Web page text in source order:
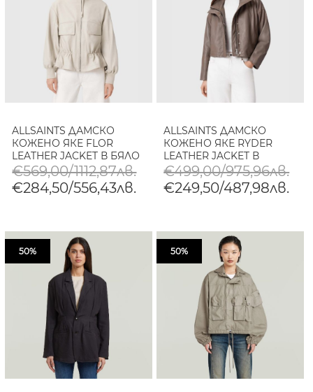
ALLSAINTS ДАМСКО
КОЖЕНО ЯКЕ FLOR
LEATHER JACKET В БЯЛО
€569,00/1112,87лв.
€284,50/556,43лв.
ALLSAINTS ДАМСКО
КОЖЕНО ЯКЕ RYDER
LEATHER JACKET В
КАФЯВО
€499,00/975,96лв.
€249,50/487,98лв.
50% 50%